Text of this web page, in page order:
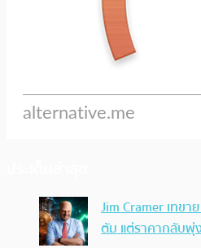
Jim Cramer เทข
ตัม แต่ราคากลับพุ่